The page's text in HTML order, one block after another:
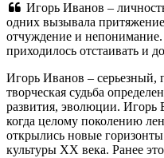
Игорь Иванов –
одних вызывала
отчуждение и
приходилось отстаивать и
Игорь Иванов – серьезный,
творческая судьба
развития, эволюции. Игорь
когда целому поколению
открылись новые
культуры XX века. Ранее